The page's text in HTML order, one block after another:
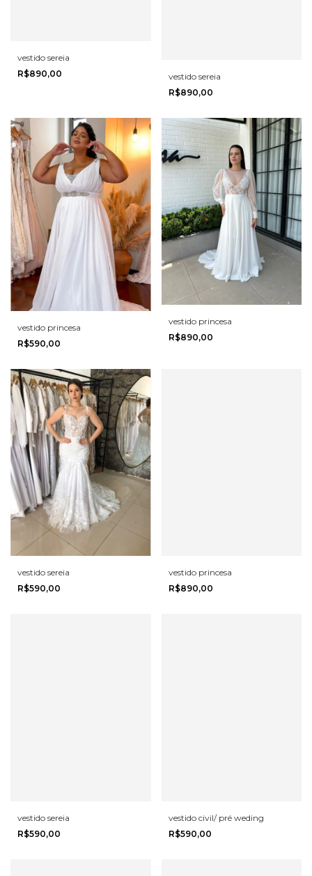
vestido sereia
R$890,00
vestido sereia
R$890,00
vestido princesa
R$590,00
vestido princesa
R$890,00
vestido sereia
R$590,00
vestido princesa
R$890,00
vestido sereia
R$590,00
vestido civil/ pré weding
R$590,00